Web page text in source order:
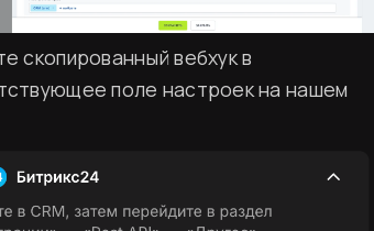
скопированный вебхук в
поле настроек на нашем